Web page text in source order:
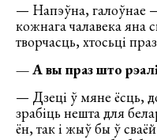
— Напэўна, галоўнае
кожнага чалавека яна
творчасць, хтосьці
— А вы праз што
— Дзеці ў мяне ёсць,
зрабіць нешта для
ён, так і жыў бы ў